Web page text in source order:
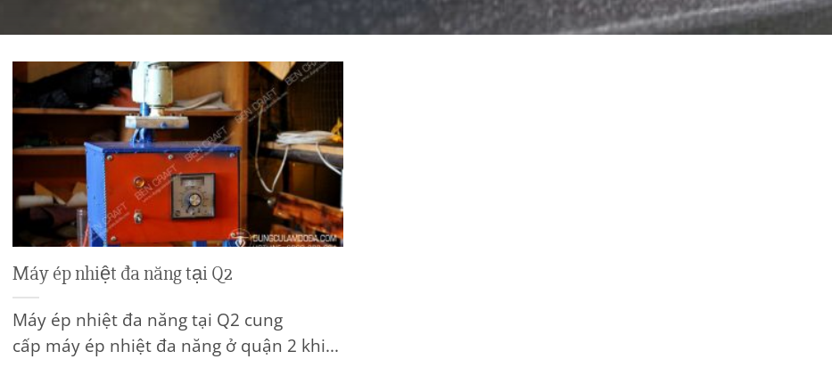
Máy ép nhiệt đa năng tại Q2
Máy ép nhiệt đa năng tại Q2 cung
cấp máy ép nhiệt đa năng ở quận 2 khi...